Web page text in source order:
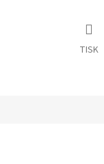
TISK